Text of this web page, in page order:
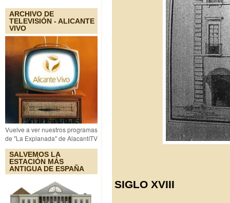
ARCHIVO DE
TELEVISIÓN - ALICANTE
VIVO
Vuelve a ver nuestros programas
de "La Explanada" de AlacantíTV
SALVEMOS LA
ESTACIÓN MÁS
ANTIGUA DE ESPAÑA
SIGLO XVIII